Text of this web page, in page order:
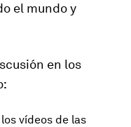
el mundo y
en los
vídeos de las